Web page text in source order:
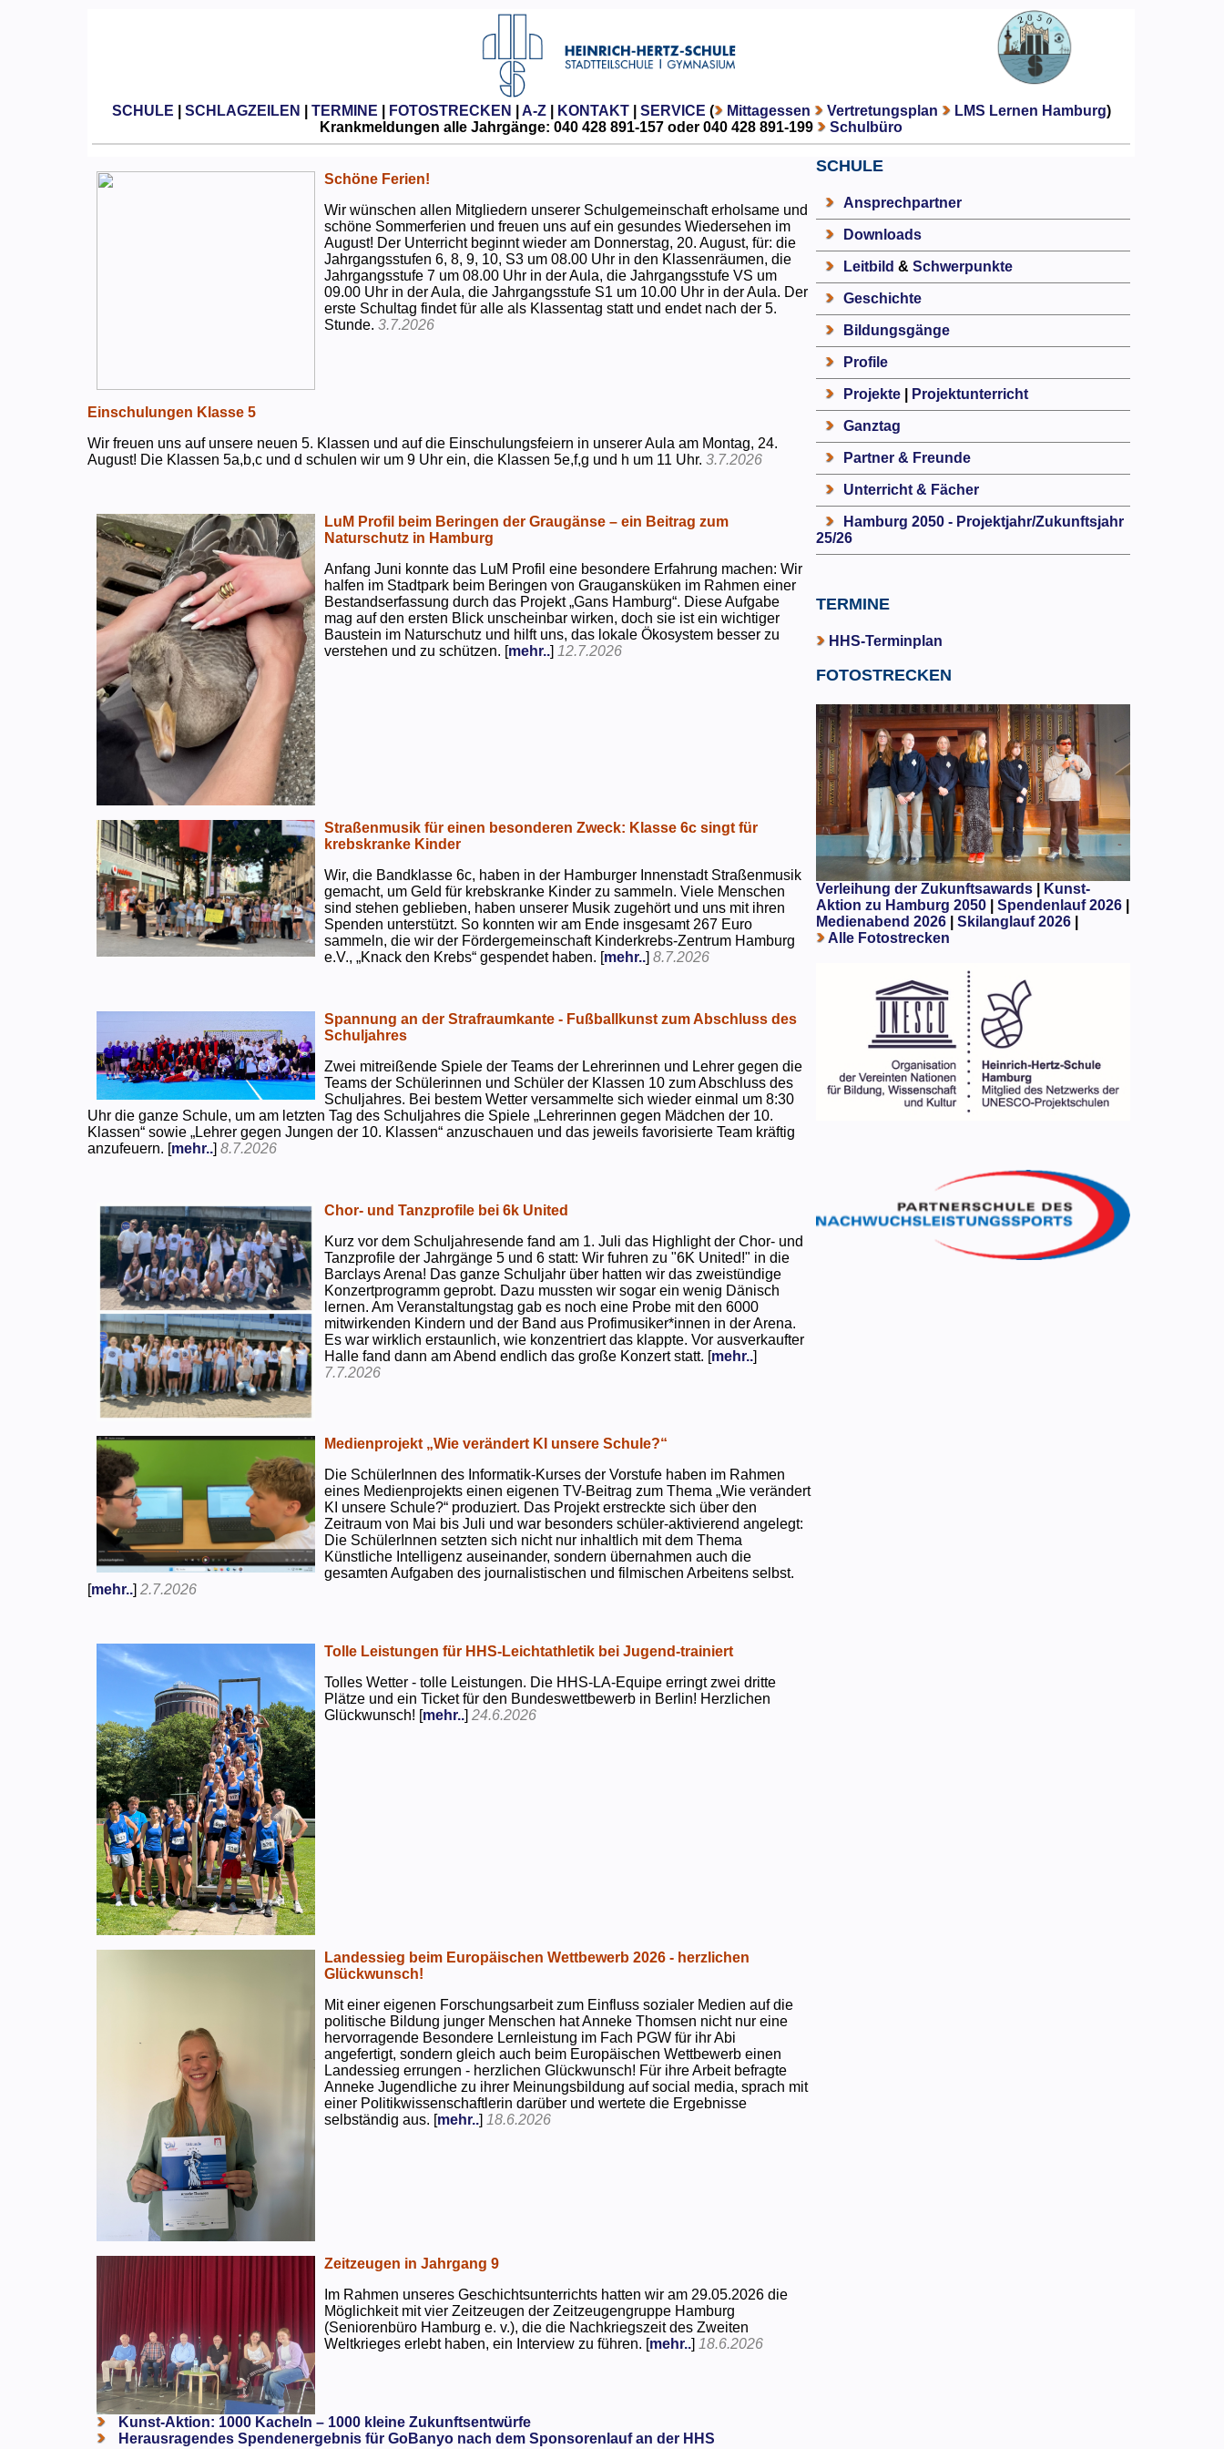
SCHULE SCHLAGZEILEN TERMINE FOTOSTRECKEN A-Z| KONTAKT| SERVICE ( Mittagessen Vertretungsplan LMS Lernen Hamburg)
Krankmeldungen alle Jahrgänge: 040 428 891-157 oder 040 428 891-199
Schulbüro
Schöne Ferien!
Wir wünschen allen Mitgliedern unserer Schulgemeinschaft erholsame und
schöne Sommerferien und freuen uns auf ein gesundes Wiedersehen im
August! Der Unterricht beginnt wieder am Donnerstag, 20. August, für: die
Jahrgangsstufen 6, 8, 9, 10, S3 um 08.00 Uhr in den Klassenräumen, die
Jahrgangsstufe 7 um 08.00 Uhr in der Aula, die Jahrgangsstufe VS um
09.00 Uhr in der Aula, die Jahrgangsstufe S1 um 10.00 Uhr in der Aula. Der
erste Schultag findet für alle als Klassentag statt und endet nach der 5.
Stunde.3.7.2026
Einschulungen Klasse 5
Wir freuen uns auf unsere neuen 5. Klassen und auf die Einschulungsfeiern in unserer Aula am Montag, 24.
August! Die Klassen 5a,b,c und d schulen wir um 9 Uhr ein, die Klassen 5e,f,g und h um 11 Uhr.3.7.2026
LuM Profil beim Beringen der Graugänse – ein Beitrag zum
Naturschutz in Hamburg
Anfang Juni konnte das LuM Profil eine besondere Erfahrung machen: Wir
halfen im Stadtpark beim Beringen von Graugansküken im Rahmen einer
Bestandserfassung durch das Projekt „Gans Hamburg“. Diese Aufgabe
mag auf den ersten Blick unscheinbar wirken, doch sie ist ein wichtiger
Baustein im Naturschutz und hilft uns, das lokale Ökosystem besser zu
verstehen und zu schützen. [mehr..] 12.7.2026
Straßenmusik für einen besonderen Zweck: Klasse 6c singt für
krebskranke Kinder
Wir, die Bandklasse 6c, haben in der Hamburger Innenstadt Straßenmusik
gemacht, um Geld für krebskranke Kinder zu sammeln. Viele Menschen
sind stehen geblieben, haben unserer Musik zugehört und uns mit ihren
Spenden unterstützt. So konnten wir am Ende insgesamt 267 Euro
sammeln, die wir der Fördergemeinschaft Kinderkrebs-Zentrum Hamburg
e.V., „Knack den Krebs“ gespendet haben. [mehr..]8.7.2026
Spannung an der Strafraumkante - Fußballkunst zum Abschluss des
Schuljahres
Zwei mitreißende Spiele der Teams der Lehrerinnen und Lehrer gegen die
Teams der Schülerinnen und Schüler der Klassen 10 zum Abschluss des
Schuljahres. Bei bestem Wetter versammelte sich wieder einmal um 8:30
Uhr die ganze Schule, um am letzten Tag des Schuljahres die Spiele „Lehrerinnen gegen Mädchen der 10.
Klassen“ sowie „Lehrer gegen Jungen der 10. Klassen“ anzuschauen und das jeweils favorisierte Team kräftig
anzufeuern. [mehr..]8.7.2026
Chor- und Tanzprofile bei 6k United
Kurz vor dem Schuljahresende fand am 1. Juli das Highlight der Chor- und
Tanzprofile der Jahrgänge 5 und 6 statt: Wir fuhren zu "6K United!" in die
Barclays Arena! Das ganze Schuljahr über hatten wir das zweistündige
Konzertprogramm geprobt. Dazu mussten wir sogar ein wenig Dänisch
lernen. Am Veranstaltungstag gab es noch eine Probe mit den 6000
mitwirkenden Kindern und der Band aus Profimusiker*innen in der Arena.
Es war wirklich erstaunlich, wie konzentriert das klappte. Vor ausverkaufter
Halle fand dann am Abend endlich das große Konzert statt. [mehr..]
7.7.2026
Medienprojekt „Wie verändert KI unsere Schule?“
Die SchülerInnen des Informatik-Kurses der Vorstufe haben im Rahmen
eines Medienprojekts einen eigenen TV-Beitrag zum Thema „Wie verändert
KI unsere Schule?“ produziert. Das Projekt erstreckte sich über den
Zeitraum von Mai bis Juli und war besonders schüler-aktivierend angelegt:
Die SchülerInnen setzten sich nicht nur inhaltlich mit dem Thema
Künstliche Intelligenz auseinander, sondern übernahmen auch die
gesamten Aufgaben des journalistischen und filmischen Arbeitens selbst.
[mehr..]2.7.2026
Tolle Leistungen für HHS-Leichtathletik bei Jugend-trainiert
Tolles Wetter - tolle Leistungen. Die HHS-LA-Equipe erringt zwei dritte
Plätze und ein Ticket für den Bundeswettbewerb in Berlin! Herzlichen
Glückwunsch! [mehr..]24.6.2026
Landessieg beim Europäischen Wettbewerb 2026 - herzlichen
Glückwunsch!
Mit einer eigenen Forschungsarbeit zum Einfluss sozialer Medien auf die
politische Bildung junger Menschen hat Anneke Thomsen nicht nur eine
hervorragende Besondere Lernleistung im Fach PGW für ihr Abi
angefertigt, sondern gleich auch beim Europäischen Wettbewerb einen
Landessieg errungen - herzlichen Glückwunsch! Für ihre Arbeit befragte
Anneke Jugendliche zu ihrer Meinungsbildung auf social media, sprach mit
einer Politikwissenschaftlerin darüber und wertete die Ergebnisse
selbständig aus. [mehr..] 18.6.2026
Zeitzeugen in Jahrgang 9
Im Rahmen unseres Geschichtsunterrichts hatten wir am 29.05.2026 die
Möglichkeit mit vier Zeitzeugen der Zeitzeugengruppe Hamburg
(Seniorenbüro Hamburg e. v.), die die Nachkriegszeit des Zweiten
Weltkrieges erlebt haben, ein Interview zu führen. [mehr..] 18.6.2026
Kunst-Aktion: 1000 Kacheln – 1000 kleine Zukunftsentwürfe
Herausragendes Spendenergebnis für GoBanyo nach dem Sponsorenlauf an der HHS
SCHULE
Ansprechpartner
Downloads
Leitbild & Schwerpunkte
Geschichte
Bildungsgänge
Profile
Projekte| Projektunterricht
Ganztag
Partner & Freunde
Unterricht & Fächer
Hamburg 2050 - Projektjahr/Zukunftsjahr
25/26
TERMINE
HHS-Terminplan
FOTOSTRECKEN
Verleihung der Zukunftsawards|
Kunst-
Aktion zu Hamburg 2050
Spendenlauf 2026|
Medienabend 2026| Skilanglauf 2026|
Alle Fotostrecken